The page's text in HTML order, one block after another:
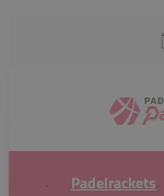
Padelrackets